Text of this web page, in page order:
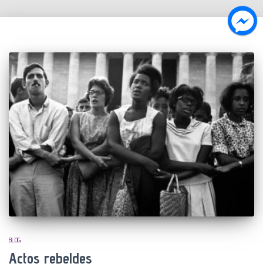
BLOG
Actos rebeldes